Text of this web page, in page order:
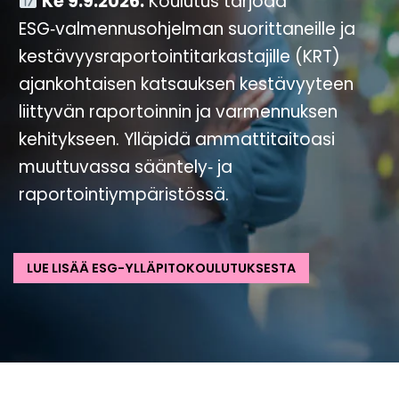
ESG‑valmennusohjelman suorittaneille ja
kestävyysraportointitarkastajille (KRT)
ajankohtaisen katsauksen kestävyyteen
liittyvän raportoinnin ja varmennuksen
kehitykseen. Ylläpidä ammattitaitoasi
muuttuvassa sääntely‑ ja
raportointiympäristössä.
LUE LISÄÄ ESG-YLLÄPITOKOULUTUKSESTA